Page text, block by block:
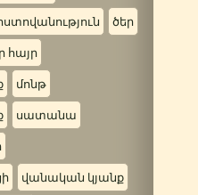
ծեր
հայր
մոնթ
սատանա
վանական կյանք